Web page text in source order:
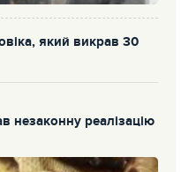
який викрав 30
незаконну реалізацію